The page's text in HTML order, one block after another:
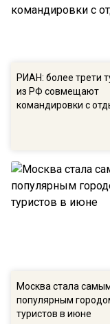
РИАН: более трети
из РФ совмещают
командировки с
Москва стала
популярным
туристов в июне